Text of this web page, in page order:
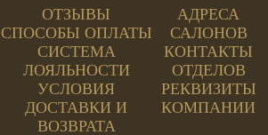
ОТЗЫВЫ
СПОСОБЫ ОПЛАТЫ
СИСТЕМА
ЛОЯЛЬНОСТИ
УСЛОВИЯ
ДОСТАВКИ И
ВОЗВРАТА
АДРЕСА
САЛОНОВ
КОНТАКТЫ
ОТДЕЛОВ
РЕКВИЗИТЫ
КОМПАНИИ